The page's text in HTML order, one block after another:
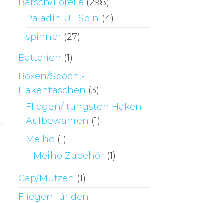
Paladin UL Spin (4)
spinner (27)
Batterien (1)
Boxen/Spoon,-
Hakentaschen (3)
Fliegen/ tungsten Haken
Aufbewahren (1)
Meiho (1)
Meiho Zubehör (1)
Cap/Mützen (1)
Fliegen für den